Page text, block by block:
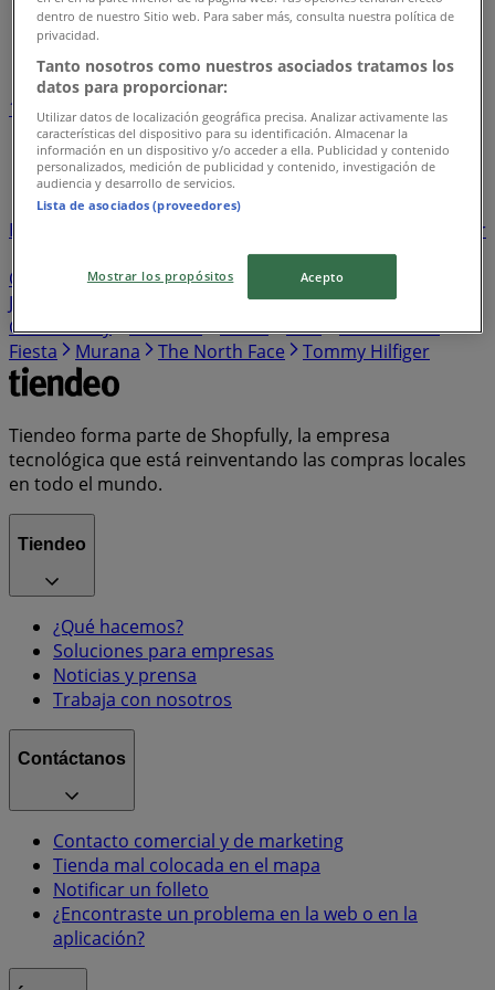
Índice marcas
1 345
16
Popeye
Pediasure Blenders Pride Isdin
Great Value
Leche Sur
Besatti
Blondor
Carmenere Macallan
Spirit
Omega
Maqui Calma Juego De Tronos
Jack
Marvel
Rheem
Chardonnay
Criollitas Boost Uno
Cannondale
Fiesta
Murana The North Face Tommy Hilfiger
Tiendeo forma parte de Shopfully, la empresa
tecnológica que está reinventando las compras locales
en todo el mundo.
Tiendeo
¿Qué hacemos?
Soluciones para empresas
Noticias y prensa
Trabaja con nosotros
Contáctanos
Contacto comercial y de marketing
Tienda mal colocada en el mapa
Notificar un folleto
¿Encontraste un problema en la web o en la
aplicación?
dentro de nuestro Sitio web. Para saber más, consulta nuestra política de
privacidad.
Tanto nosotros como nuestros asociados tratamos los
datos para proporcionar:
Utilizar datos de localización geográfica precisa. Analizar activamente las
características del dispositivo para su identificación. Almacenar la
información en un dispositivo y/o acceder a ella. Publicidad y contenido
personalizados, medición de publicidad y contenido, investigación de
audiencia y desarrollo de servicios.
Lista de asociados (proveedores)
Mostrar los propósitos Acepto